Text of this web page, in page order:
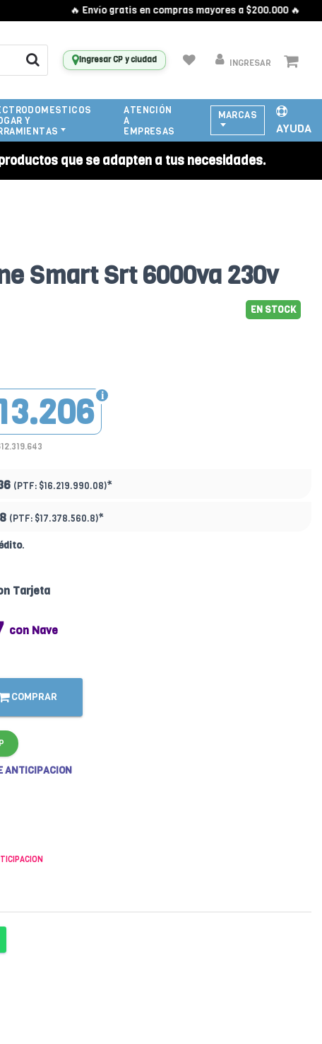
🔥 Envío gratis en compras mayores a $200.000 🔥
Ingresar CP y ciudad INGRESAR
Y
ATENCIÓN
A
EMPRESAS
MARCAS
AYUDA
que se adapten a tus necesidades.
Smart Srt 6000va 230v
EN STOCK
(PTF: $16.219.990.08)*
(PTF: $17.378.560.8)*
.
Tarjeta
con Nave
COMPRAR
ANTICIPACION